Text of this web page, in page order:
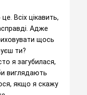
Всіх цікавить,
Адже
щось
ти?
я загубилася,
виглядають
якщо я скажу